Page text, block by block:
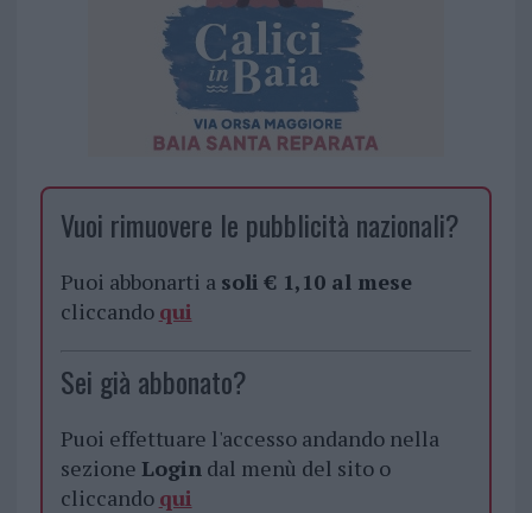
Vuoi rimuovere le pubblicità nazionali?
Puoi abbonarti a soli € 1,10 al mese
cliccando qui
Sei già abbonato?
Puoi effettuare l'accesso andando nella
sezione Logindal menù del sito o
cliccando qui